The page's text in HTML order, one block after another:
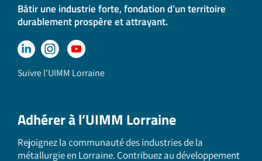
Bâtir une industrie forte, fondation d’un territoire
durablement prospère et attrayant.
Suivre l'UIMM Lorraine
Adhérer à l’UIMM Lorraine
Rejoignez la communauté des industries de la
métallurgie en Lorraine. Contribuez au développement